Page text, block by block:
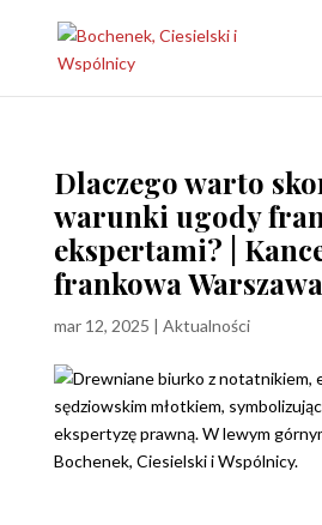
Dlaczego warto
warunki ugody
ekspertami? |
frankowa Warszawa
mar 12, 2025 | Aktualności